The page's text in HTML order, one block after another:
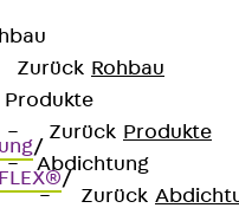
Zurück Rohbau
Produkte
Zurück Produkte
Abdichtung
Zurück
/
/